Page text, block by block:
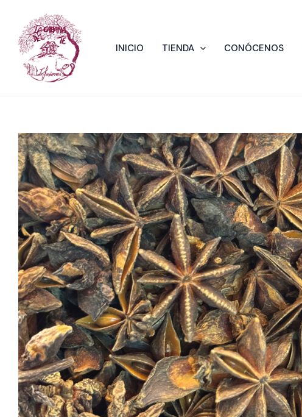
contenido
INICIO TIENDA CONÓCENOS